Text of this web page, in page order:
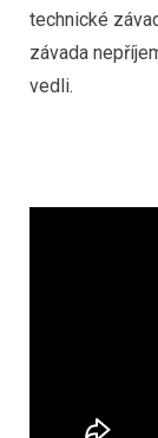
technické
závada
vedli.